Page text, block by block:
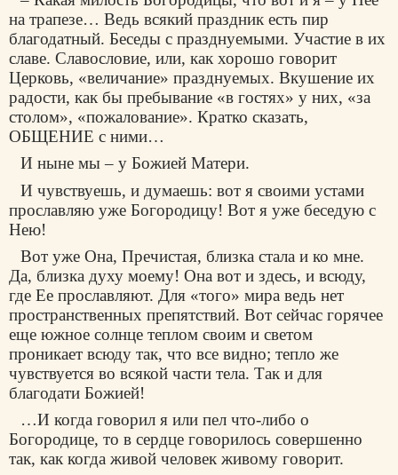
на трапезе… Ведь всякий праздник есть пир
благодатный. Беседы с празднуемыми. Участие в их
славе. Славословие, или, как хорошо говорит
Церковь, «величание» празднуемых. Вкушение их
радости, как бы пребывание «в гостях» у них, «за
столом», «пожалование». Кратко сказать,
ОБЩЕНИЕ с ними…
И ныне мы – у Божией Матери.
И чувствуешь, и думаешь: вот я своими устами
прославляю уже Богородицу! Вот я уже беседую с
Нею!
Вот уже Она, Пречистая, близка стала и ко мне.
Да, близка духу моему! Она вот и здесь, и всюду,
где Ее прославляют. Для «того» мира ведь нет
пространственных препятствий. Вот сейчас горячее
еще южное солнце теплом своим и светом
проникает всюду так, что все видно; тепло же
чувствуется во всякой части тела. Так и для
благодати Божией!
…И когда говорил я или пел что-либо о
Богородице, то в сердце говорилось совершенно
так, как когда живой человек живому говорит.